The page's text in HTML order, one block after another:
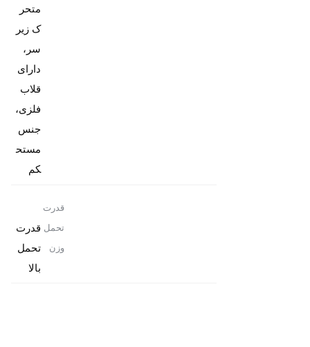
متحر
ک زیر
سر،
دارای
قلاب
فلزی،
جنس
مستح
کم
قدرت
تحمل
وزن
قدرت
تحمل
بالا